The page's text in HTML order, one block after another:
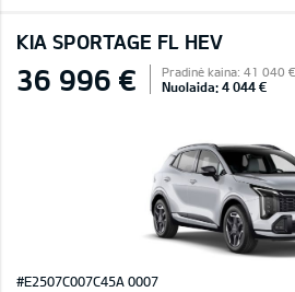
KIA SPORTAGE FL HEV
36 996 € Pradinė kaina: 41 040 €
Nuolaida: 4 044 €
#E2507C007C45A 0007